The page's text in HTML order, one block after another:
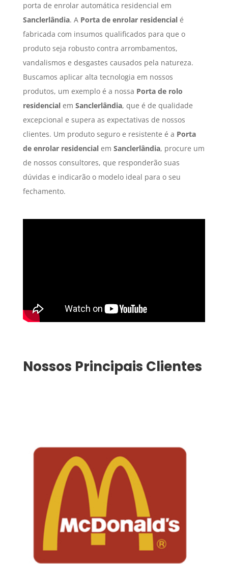
porta de enrolar automática residencial em
Sanclerlândia. A Porta de enrolar residencialé
fabricada com insumos qualificados para que o
produto seja robusto contra arrombamentos,
vandalismos e desgastes causados pela natureza.
Buscamos aplicar alta tecnologia em nossos
produtos, um exemplo é a nossa Porta de rolo
residencialem Sanclerlândia, que é de qualidade
excepcional e supera as expectativas de nossos
clientes. Um produto seguro e resistente é a Porta
de enrolar residencialem Sanclerlândia, procure um
de nossos consultores, que responderão suas
dúvidas e indicarão o modelo ideal para o seu
fechamento.
Nossos Principais Clientes